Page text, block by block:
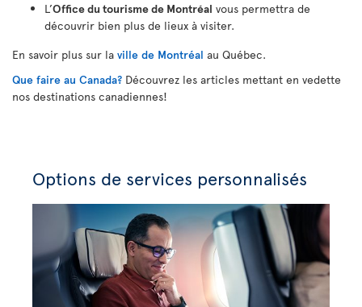
L’Office du tourisme de Montréal vous permettra de
découvrir bien plus de lieux à visiter.
En savoir plus sur la ville de Montréal au Québec.
Que faire au Canada? Découvrez les articles mettant en vedette
nos destinations canadiennes!
Options de services personnalisés